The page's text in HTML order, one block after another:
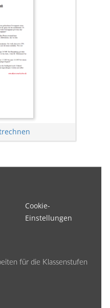
Cookie-
Einstellungen
für die Klassenstufen